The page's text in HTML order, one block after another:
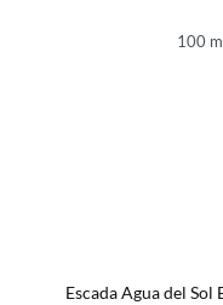
100
Escada Agua del